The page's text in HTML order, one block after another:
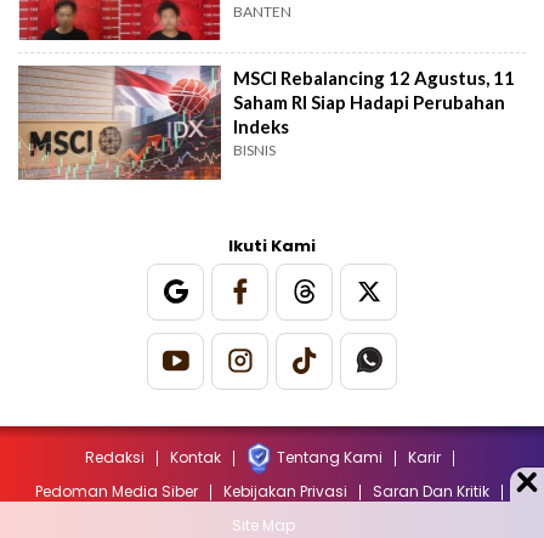
BANTEN
MSCI Rebalancing 12 Agustus, 11
Saham RI Siap Hadapi Perubahan
Indeks
BISNIS
Ikuti Kami
Redaksi Kontak Tentang Kami
Karir
Pedoman Media Siber
Kebijakan Privasi
Saran Dan Kritik
Site Map